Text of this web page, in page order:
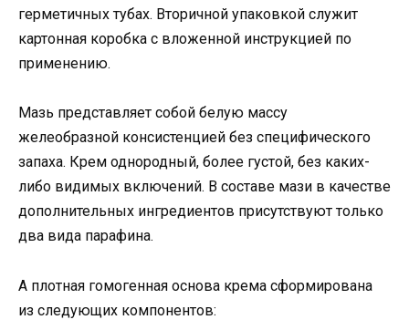
герметичных тубах. Вторичной упаковкой служит
картонная коробка с вложенной инструкцией по
применению.
Мазь представляет собой белую массу
желеобразной консистенцией без специфического
запаха. Крем однородный, более густой, без каких-
либо видимых включений. В составе мази в качестве
дополнительных ингредиентов присутствуют только
два вида парафина.
А плотная гомогенная основа крема сформирована
из следующих компонентов: